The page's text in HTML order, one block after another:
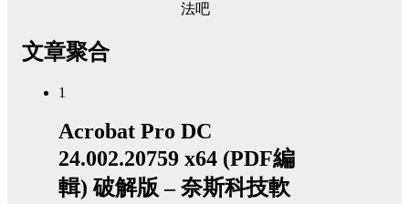
法吧
文章聚合
1
Acrobat Pro DC
24.002.20759 x64 (PDF編
輯) 破解版 – 奈斯科技軟